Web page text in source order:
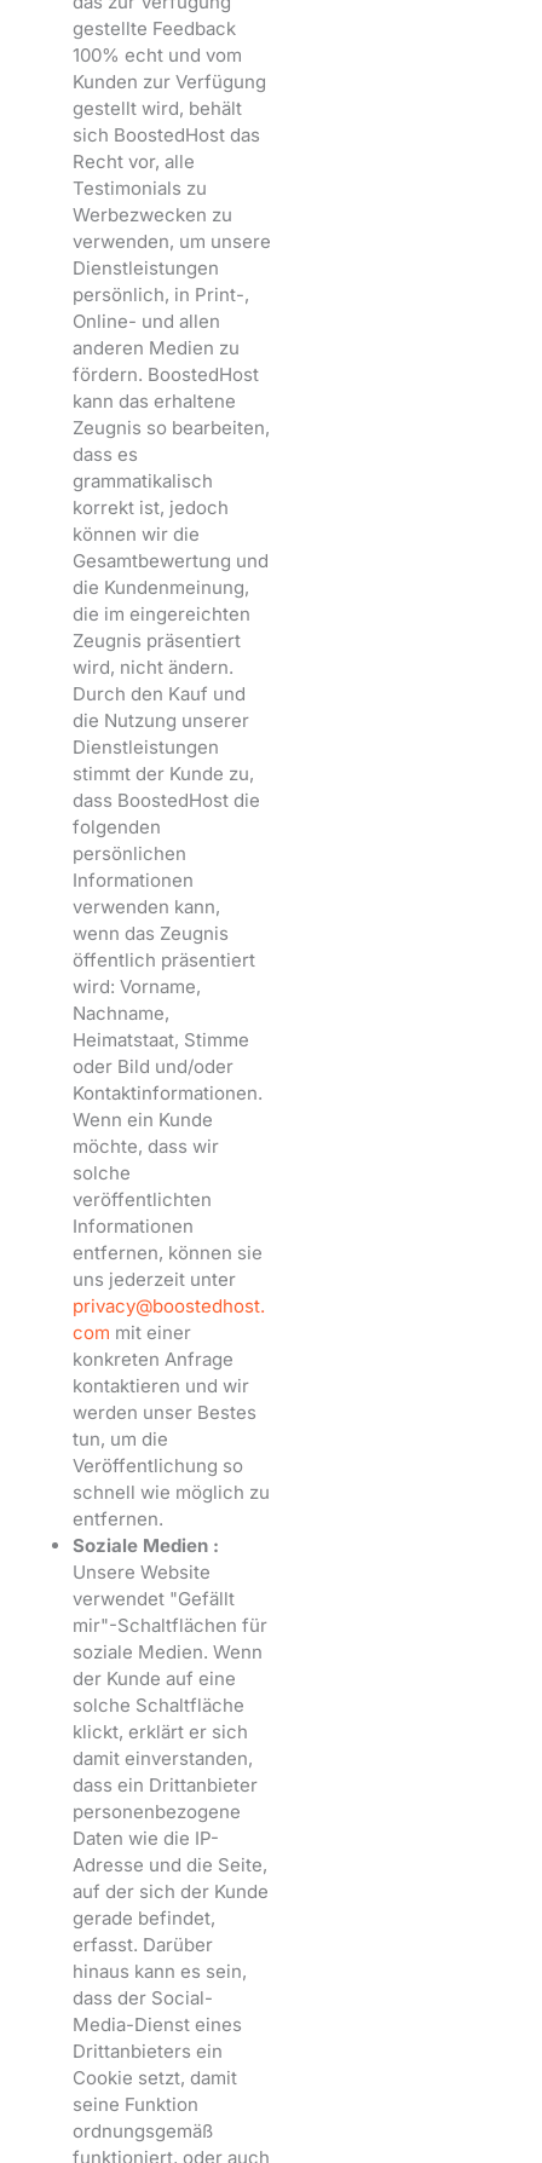
gestellte Feedback
100% echt und vom
Kunden zur Verfügung
gestellt wird, behält
sich BoostedHost das
Recht vor, alle
Testimonials zu
Werbezwecken zu
verwenden, um unsere
Dienstleistungen
persönlich, in Print-,
Online- und allen
anderen Medien zu
fördern. BoostedHost
kann das erhaltene
Zeugnis so bearbeiten,
dass es
grammatikalisch
korrekt ist, jedoch
können wir die
Gesamtbewertung und
die Kundenmeinung,
die im eingereichten
Zeugnis präsentiert
wird, nicht ändern.
Durch den Kauf und
die Nutzung unserer
Dienstleistungen
stimmt der Kunde zu,
dass BoostedHost die
folgenden
persönlichen
Informationen
verwenden kann,
wenn das Zeugnis
öffentlich präsentiert
wird: Vorname,
Nachname,
Heimatstaat, Stimme
oder Bild und/oder
Kontaktinformationen.
Wenn ein Kunde
möchte, dass wir
solche
veröffentlichten
Informationen
entfernen, können sie
uns jederzeit unter
privacy@boostedhost.
com mit einer
konkreten Anfrage
kontaktieren und wir
werden unser Bestes
tun, um die
Veröffentlichung so
schnell wie möglich zu
entfernen.
Soziale Medien :
Unsere Website
verwendet "Gefällt
mir"-Schaltflächen für
soziale Medien. Wenn
der Kunde auf eine
solche Schaltfläche
klickt, erklärt er sich
damit einverstanden,
dass ein Drittanbieter
personenbezogene
Daten wie die IP-
Adresse und die Seite,
auf der sich der Kunde
gerade befindet,
erfasst. Darüber
hinaus kann es sein,
dass der Social-
Media-Dienst eines
Drittanbieters ein
Cookie setzt, damit
seine Funktion
ordnungsgemäß
funktioniert, oder auch